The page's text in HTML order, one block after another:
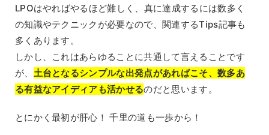
LPOはやればやるほど難しく、真に達成するには数多く
の知識やテクニックが必要なので、関連するTips記事も
多くあります。
しかし、これはあらゆることに共通して言えることです
が、 土台となるシンプルな出発点があればこそ、数多あ
る有益なアイディアも活かせるのだと思います。
とにかく最初が肝心！ 千里の道も一歩から！